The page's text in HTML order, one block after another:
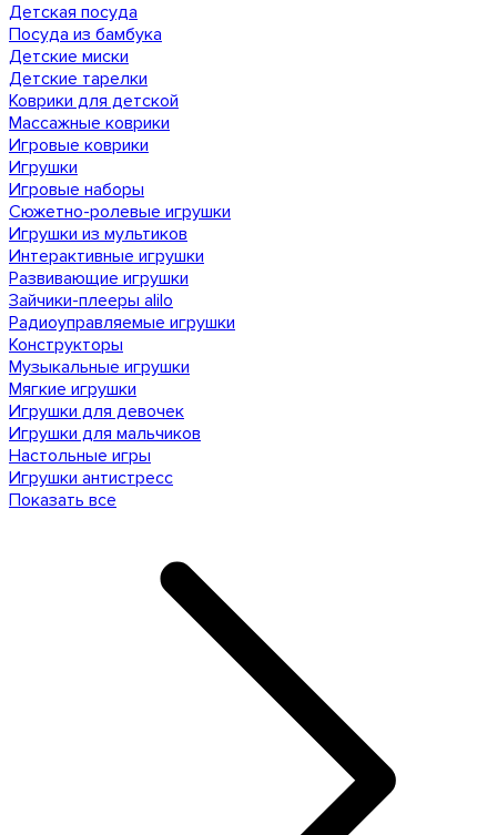
Детская посуда
Посуда из бамбука
Детские миски
Детские тарелки
Коврики для детской
Массажные коврики
Игровые коврики
Игрушки
Игровые наборы
Сюжетно-ролевые игрушки
Игрушки из мультиков
Интерактивные игрушки
Развивающие игрушки
Зайчики-плееры alilo
Радиоуправляемые игрушки
Конструкторы
Музыкальные игрушки
Мягкие игрушки
Игрушки для девочек
Игрушки для мальчиков
Настольные игры
Игрушки антистресс
Показать все